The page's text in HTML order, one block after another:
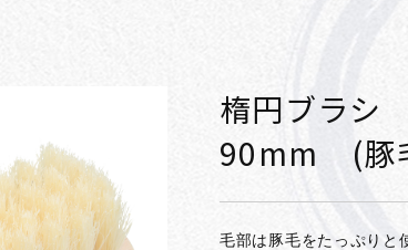
楕円ブラ
90mm (豚
毛部は豚毛をたっぷりと